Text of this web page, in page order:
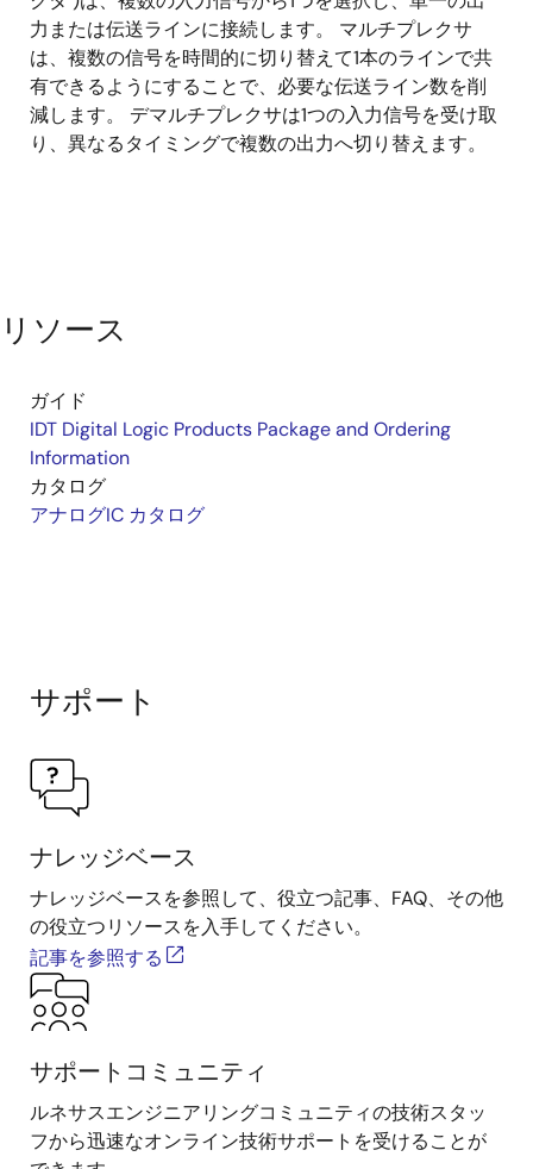
チ
プ
レ
ク
サ
プ
ク
サ
力または伝送ラインに接続します。 マルチプレクサ
は、複数の信号を時間的に切り替えて1本のラインで共
有できるようにすることで、必要な伝送ライン数を削
減します。 デマルチプレクサは1つの入力信号を受け取
り、異なるタイミングで複数の出力へ切り替えます。
リソース
ガイド
IDT Digital Logic Products Package and Ordering
Information
カタログ
アナログIC カタログ
サポート
ナレッジベース
ナレッジベースを参照して、役立つ記事、FAQ、その他
の役立つリソースを入手してください。
記事を参照する
サポートコミュニティ
ルネサスエンジニアリングコミュニティの技術スタッ
フから迅速なオンライン技術サポートを受けることが